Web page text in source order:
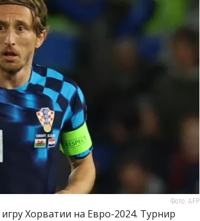
Фото: AFP
Хорватии на Евро-2024. Турнир